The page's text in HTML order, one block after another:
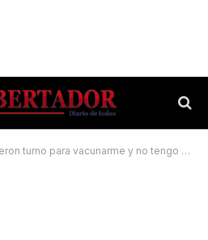
turno para vacunarme y no tengo DNI